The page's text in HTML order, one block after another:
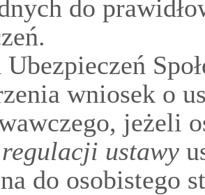
do
Ubezpieczeń
wniosek o
jeżeli
ustawy
do osobistego